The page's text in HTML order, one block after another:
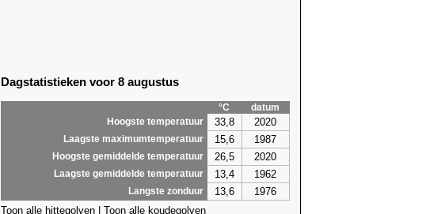
Dagstatistieken voor 8 augustus
°C
datum
Hoogste temperatuur
33,8 2020
Laagste maximumtemperatuur 15,6 1987
Hoogste gemiddelde temperatuur 26,5 2020
Laagste gemiddelde temperatuur 13,4 1962
Langste zonduur 13,6
1976
Toon alle hittegolven| Toon alle koudegolven